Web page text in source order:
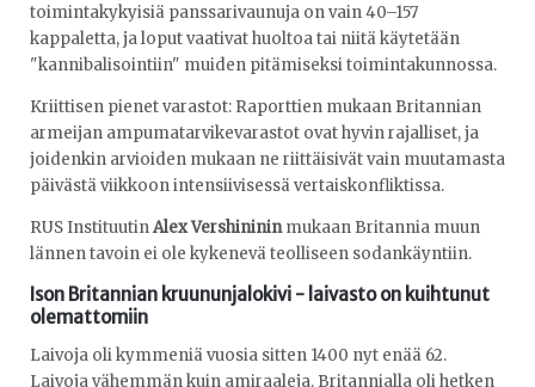
toimintakykyisiä panssarivaunuja on vain 40–157
kappaletta, ja loput vaativat huoltoa tai niitä käytetään
"kannibalisointiin" muiden pitämiseksi toimintakunnossa.
Kriittisen pienet varastot: Raporttien mukaan Britannian
armeijan ampumatarvikevarastot ovat hyvin rajalliset, ja
joidenkin arvioiden mukaan ne riittäisivät vain muutamasta
päivästä viikkoon intensiivisessä vertaiskonfliktissa.
RUS InstituutinAlex Vershinininmukaan Britannia muun
lännen tavoin ei ole kykenevä teolliseen sodankäyntiin.
Ison Britannian kruununjalokivi - laivasto on kuihtunut
olemattomiin
Laivoja oli kymmeniä vuosia sitten 1400 nyt enää 62.
Laivoja vähemmän kuin amiraaleja. Britannialla oli hetken